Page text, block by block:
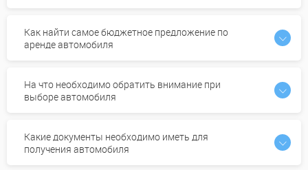
Как найти самое бюджетное предложение по
аренде автомобиля
На что необходимо обратить внимание при
выборе автомобиля
Какие документы необходимо иметь для
получения автомобиля